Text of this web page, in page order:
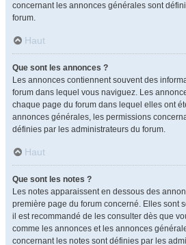
concernant les annonces générales sont
forum.
Haut
Que sont les annonces ?
Les annonces contiennent souvent des
forum dans lequel vous naviguez. Les
chaque page du forum dans lequel elles ont
annonces générales, les permissions
définies par les administrateurs du forum.
Haut
Que sont les notes ?
Les notes apparaissent en dessous des
première page du forum concerné. Elles sont
il est recommandé de les consulter dès que
comme les annonces et les annonces
concernant les notes sont définies par les